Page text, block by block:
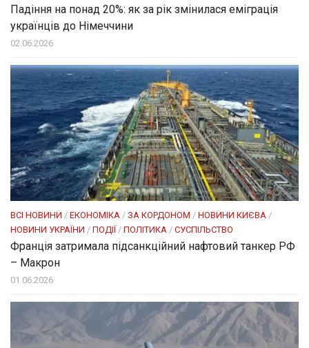
Падіння на понад 20%: як за рік змінилася еміграція
українців до Німеччини
02.06.2026
ВСІ НОВИНИ / ЕКОНОМІКА / ЗА КОРДОНОМ / НОВИНИ КИЄВА /
НОВИНИ УКРАЇНИ / ПОДІЇ / ПОЛІТИКА / СУСПІЛЬСТВО
Франція затримала підсанкційний нафтовий танкер РФ
– Макрон
01.06.2026